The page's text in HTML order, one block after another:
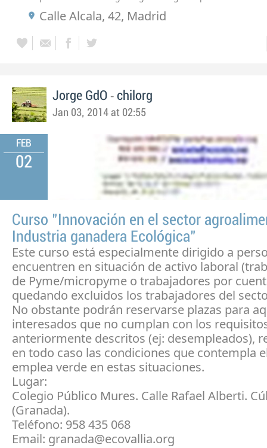
Calle Alcala, 42, Madrid
Jorge GdO - chilorg
Jan 03, 2014 at 02:55
FEB
02
Curso "Innovación en el sector
Industria ganadera Ecológica"
Este curso está especialmente dirigido a
encuentren en situación de activo laboral
de Pyme/micropyme o trabajadores por
quedando excluidos los trabajadores del
No obstante podrán reservarse plazas para
interesados que no cumplan con los
anteriormente descritos (ej: desempleados),
en todo caso las condiciones que contempla
emplea verde en estas situaciones.
Lugar:
Colegio Público Mures. Calle Rafael Alberti.
(Granada).
Teléfono: 958 435 068
Email: granada@ecovallia.org